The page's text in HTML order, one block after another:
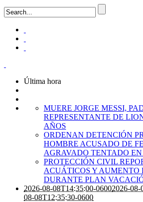
Última hora
MUERE JORGE MESSI,
REPRESENTANTE DE
AÑOS
ORDENAN DETENCIÓN
HOMBRE ACUSADO DE
AGRAVADO TENTADO
PROTECCIÓN CIVIL
ACUÁTICOS Y AUMENTO
DURANTE PLAN
2026-08-08T14:35:00-06002026-08-
08-08T12:35:30-0600